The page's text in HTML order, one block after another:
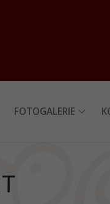
FOTOGALERIE